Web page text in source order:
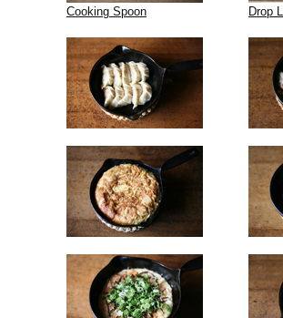
Cooking Spoon Drop